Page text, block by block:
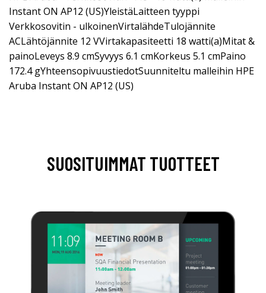
Instant ON AP12 (US)YleistäLaitteen tyyppi
Verkkosovitin - ulkoinenVirtalähdeTulojännite
ACLähtöjännite 12 VVirtakapasiteetti 18 watti(a)Mitat &
painoLeveys 8.9 cmSyvyys 6.1 cmKorkeus 5.1 cmPaino
172.4 gYhteensopivuustiedotSuunniteltu malleihin HPE
Aruba Instant ON AP12 (US)
SUOSITUIMMAT TUOTTEET